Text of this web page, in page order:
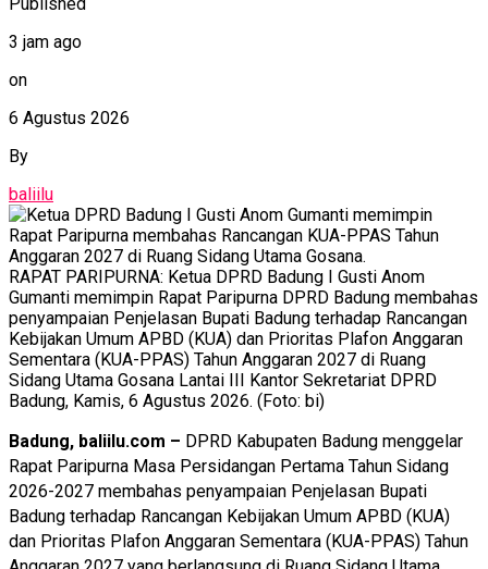
3 jam ago
on
6 Agustus 2026
By
baliilu
RAPAT PARIPURNA: Ketua DPRD Badung I Gusti Anom
Gumanti memimpin Rapat Paripurna DPRD Badung membahas
penyampaian Penjelasan Bupati Badung terhadap Rancangan
Kebijakan Umum APBD (KUA) dan Prioritas Plafon Anggaran
Sementara (KUA-PPAS) Tahun Anggaran 2027 di Ruang
Sidang Utama Gosana Lantai III Kantor Sekretariat DPRD
Badung, Kamis, 6 Agustus 2026. (Foto: bi)
Badung, baliilu.com – DPRD Kabupaten Badung menggelar
Rapat Paripurna Masa Persidangan Pertama Tahun Sidang
2026-2027 membahas penyampaian Penjelasan Bupati
Badung terhadap Rancangan Kebijakan Umum APBD (KUA)
dan Prioritas Plafon Anggaran Sementara (KUA-PPAS) Tahun